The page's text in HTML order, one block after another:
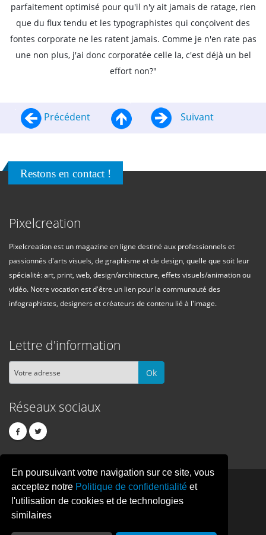
En poursuivant votre navigation sur ce site, vous
acceptez notre Politique de confidentialité et
l'utilisation de cookies et de technologies
similaires
parfaitement optimisé pour qu'il n'y ait jamais de ratage, rien
que du flux tendu et les typographistes qui conçoivent des
fontes corporate ne les ratent jamais. Comme je n'en rate pas
une non plus, j'ai donc corporatée celle la, c'est déjà un bel
effort non?"
Précédent Suivant
Restons en contact !
Pixelcreation
Pixelcreation est un magazine en ligne destiné aux professionnels et
passionnés d'arts visuels, de graphisme et de design, quelle que soit leur
spécialité: art, print, web, design/architecture, effets visuels/animation ou
vidéo. Notre vocation est d'être un lien pour la communauté des
infographistes, designers et créateurs de contenu lié à l'image.
Lettre d'information
Ok
Réseaux sociaux
PIXELCREATION